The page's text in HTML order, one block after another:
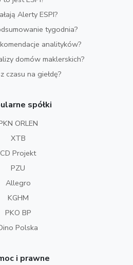
Alerty ESPI?
tygodnia?
analityków?
domów maklerskich?
czasu na giełdę?
spółki
ORLEN
XTB
CD Projekt
PZU
Allegro
KGHM
PKO BP
Polska
i prawne